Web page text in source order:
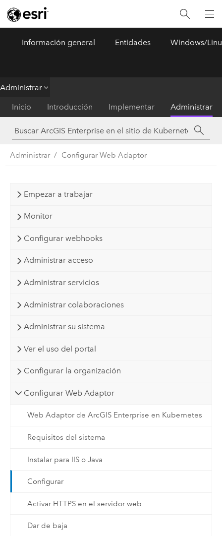
Información general Entidades Windows/
Administrar
Inicio Introducción Implementar Administrar
Administrar Configurar Web Adaptor
Empezar a trabajar
Monitor
Configurar webhooks
Administrar acceso
Administrar servicios
Administrar colaboraciones
Administrar su sistema
Ver el uso del portal
Configurar la organización
Configurar Web Adaptor
Web Adaptor de ArcGIS Enterprise en Kubernetes
Requisitos del sistema
Instalar para IIS o Java
Configurar
Activar HTTPS en el servidor web
Dar de baja